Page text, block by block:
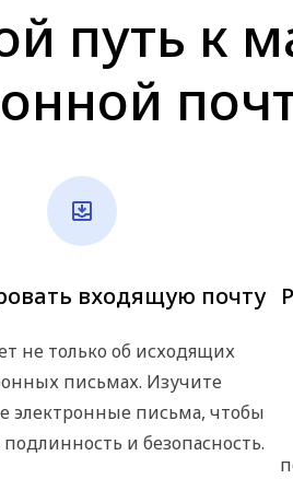
путь к
входящую почту
не только об исходящих
письмах. Изучите
электронные письма, чтобы
и безопасность.